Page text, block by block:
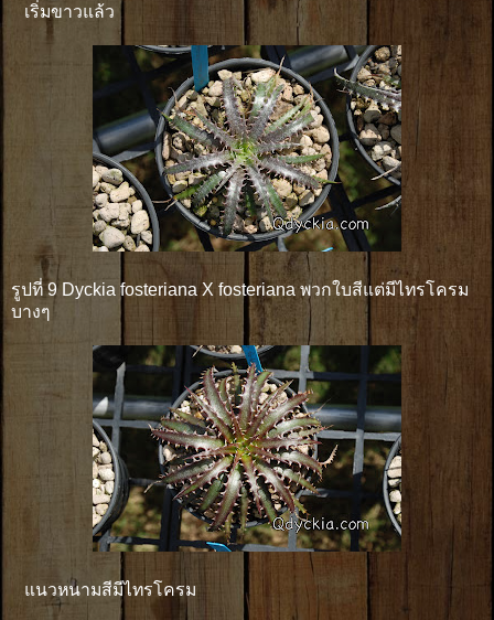
เริ่มขาวแล้ว
รูปที่ 9 Dyckia fosteriana X fosteriana พวกใบสีแต่มีไทรโครม
บางๆ
แนวหนามสีมีไทรโครม